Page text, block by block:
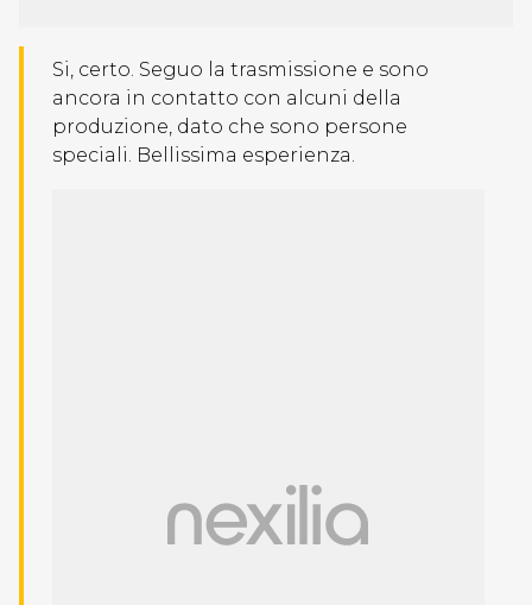
Si, certo. Seguo la trasmissione e sono
ancora in contatto con alcuni della
produzione, dato che sono persone
speciali. Bellissima esperienza.